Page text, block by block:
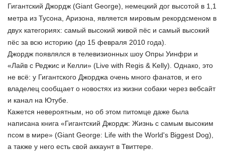
Гигантский Джордж (Giant George), немецкий дог высотой в 1,1
метра из Тусона, Аризона, является мировым рекордсменом в
двух категориях: самый высокий живой пёс и самый высокий
пёс за всю историю (до 15 февраля 2010 года).
Джордж появлялся в телевизионных шоу Опры Уинфри и
«Лайв с Реджис и Келли» (Live with Regis & Kelly). Однако, это
не всё: у Гигантского Джорджа очень много фанатов, и его
владелец сообщает о новостях из жизни собаки через вебсайт
и канал на Ютубе.
Кажется невероятным, но об этом питомце даже была
написана книга «Гигантский Джордж: Жизнь с самым высоким
псом в мире» (Giant George: Life with the World's Biggest Dog),
а также у него есть свой аккаунт в Твиттере.